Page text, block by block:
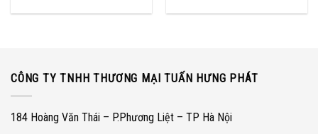
CÔNG TY TNHH THƯƠNG MẠI TUẤN HƯNG PHÁT
184 Hoàng Văn Thái – P.Phương Liệt – TP Hà Nội